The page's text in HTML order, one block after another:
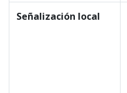
Señalización local